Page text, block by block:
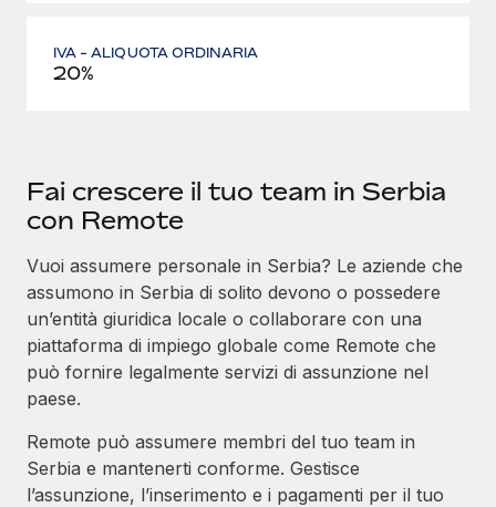
IVA - ALIQUOTA ORDINARIA
20%
Fai crescere il tuo team in Serbia
con Remote
Vuoi assumere personale in Serbia? Le aziende che
assumono in Serbia di solito devono o possedere
un’entità giuridica locale o collaborare con una
piattaforma di impiego globale come Remote che
può fornire legalmente servizi di assunzione nel
paese.
Remote può assumere membri del tuo team in
Serbia e mantenerti conforme. Gestisce
l’assunzione, l’inserimento e i pagamenti per il tuo